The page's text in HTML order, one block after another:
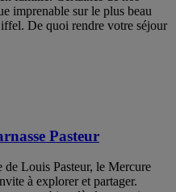
imprenable sur le plus beau
De quoi rendre votre séjour
Pasteur
Louis Pasteur, le Mercure
à explorer et partager.